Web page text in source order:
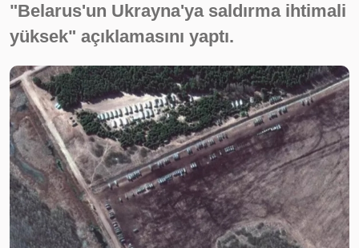
"Belarus'un Ukrayna'ya saldırma ihtimali
yüksek" açıklamasını yaptı.